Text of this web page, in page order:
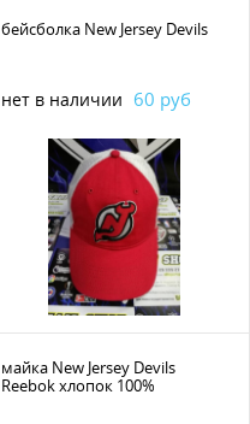
бейсболка New Jersey Devils
нет в наличии 60 руб
майка New Jersey Devils
Reebok хлопок 100%